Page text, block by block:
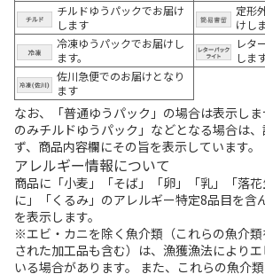
チルドゆうパックでお届け
します
定形
けし
冷凍ゆうパックでお届けし
ます。
レタ
しま
佐川急便でのお届けとなり
ます
なお、「普通ゆうパック」の場合は表示し
のみチルドゆうパック」などとなる場合は
ず、商品内容欄にその旨を表示しています。
アレルギー情報について
商品に「小麦」「そば」「卵」「乳」「落
に」「くるみ」のアレルギー特定8品目を含
を表示します。
※エビ・カニを除く魚介類（これらの魚介
された加工品も含む）は、漁獲漁法により
いる場合があります。 また、これらの魚介